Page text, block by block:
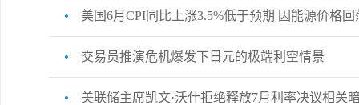
美国6月CPI同比上涨3.5%低于预期 因能源价格回
交易员推演危机爆发下日元的极端利空情景
美联储主席凯文·沃什拒绝释放7月利率决议相关